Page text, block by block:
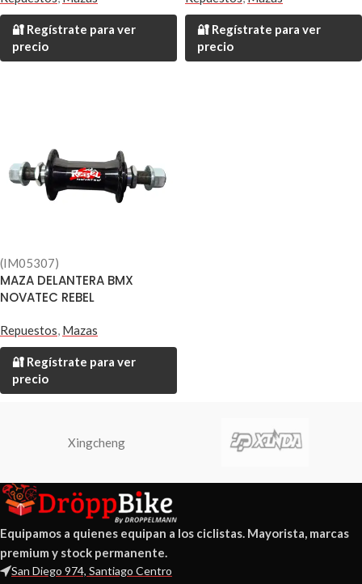
🔐 Regístrate para ver
precio
🔐 Regístrate para ver
precio
(IM05307)
MAZA DELANTERA BMX
NOVATEC REBEL
Repuestos, Mazas
🔐 Regístrate para ver
precio
Xingcheng
Equipamos a quienes equipan a los ciclistas. Mayorista, marcas
premium y stock permanente.
San Diego 974, Santiago Centro